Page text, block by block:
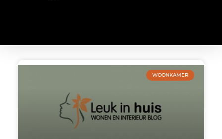
WOONKAMER